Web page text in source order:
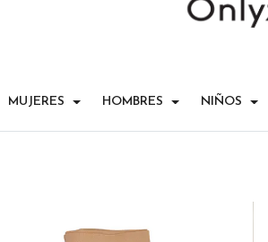
MUJERES HOMBRES NIÑOS